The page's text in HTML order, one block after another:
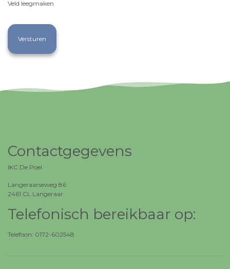
Veld leegmaken
Contactgegevens
IKC De Poel
Langeraarseweg 86
2461 CL Langeraar
Telefonisch bereikbaar op:
Telefoon: 0172-602548